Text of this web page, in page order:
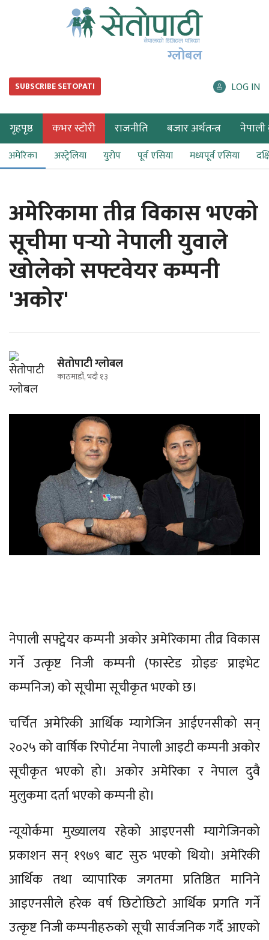
ग्लोबल
SUBSCRIBE SETOPATI LOG IN
गृहपृष्ठ कभर स्टोरी राजनीति बजार अर्थतन्त्र नेपाली
अमेरिका अस्ट्रेलिया युरोप पूर्व एसिया मध्यपूर्व एसिया
अमेरिकामा तीव्र विकास भएको
सूचीमा पर्‍यो नेपाली युवाले
खोलेको सफ्टवेयर कम्पनी
'अकोर'
सेतोपाटी ग्लोबल
काठमाडौं, भदौ १३
नेपाली सफ्ट्वेयर कम्पनी अकोर अमेरिकामा तीव्र विकास
गर्ने उत्कृष्ट निजी कम्पनी (फास्टेड ग्रोइङ प्राइभेट
कम्पनिज) को सूचीमा सूचीकृत भएको छ।
चर्चित अमेरिकी आर्थिक म्यागेजिन आईएनसीको सन्
२०२५ को वार्षिक रिपोर्टमा नेपाली आइटी कम्पनी अकोर
सूचीकृत भएको हो। अकोर अमेरिका र नेपाल दुवै
मुलुकमा दर्ता भएको कम्पनी हो।
न्यूयोर्कमा मुख्यालय रहेको आइएनसी म्यागेजिनको
प्रकाशन सन् १९७९ बाट सुरु भएको थियो। अमेरिकी
आर्थिक तथा व्यापारिक जगतमा प्रतिष्ठित मानिने
आइएनसीले हरेक वर्ष छिटोछिटो आर्थिक प्रगति गर्ने
उत्कृष्ट निजी कम्पनीहरुको सूची सार्वजनिक गर्दै आएको